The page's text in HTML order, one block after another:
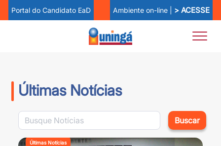
Portal do Candidato EaD Ambiente on-line | > ACESSE
Últimas Notícias
Buscar
Últimas Notícias